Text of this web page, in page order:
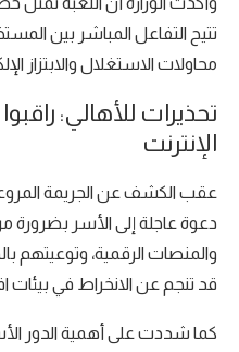
تتيح التفاعل المباشر بين
محاولات الاستغلال والابتزاز
تحذيرات للأهالي:
الإنترنت
عقب الكشف عن الجريمة
دعوة عاجلة إلى الأسر بضرورة
والمنصات الرقمية، وتوعيتهم
قد تنجم عن الانخراط في بيئات
كما شددت على أهمية الدور